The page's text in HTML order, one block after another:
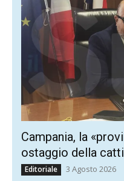
Campania, la
ostaggio della
Editoriale 3 Agosto 2026